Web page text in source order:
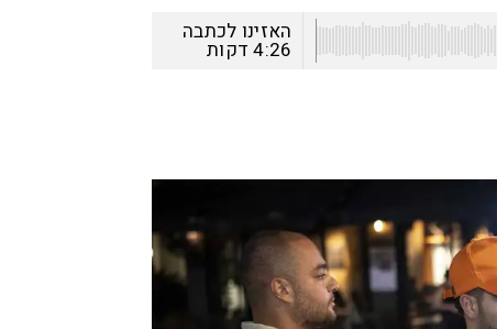
האזינו לכתבה
4:26דקות